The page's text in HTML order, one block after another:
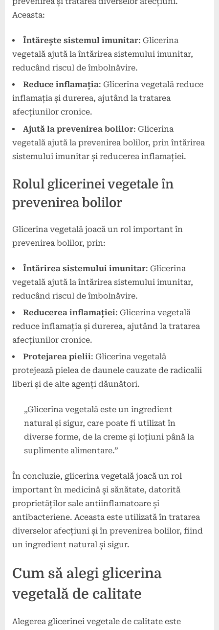
Aceasta:
Întărește sistemul imunitar: Glicerina
vegetală ajută la întărirea sistemului imunitar,
reducând riscul de îmbolnăvire.
Reduce inflamația: Glicerina vegetală reduce
inflamația și durerea, ajutând la tratarea
afecțiunilor cronice.
Ajută la prevenirea bolilor: Glicerina
vegetală ajută la prevenirea bolilor, prin întărirea
sistemului imunitar și reducerea inflamației.
Rolul glicerinei vegetale în
prevenirea bolilor
Glicerina vegetală joacă un rol important în
prevenirea bolilor, prin:
Întărirea sistemului imunitar: Glicerina
vegetală ajută la întărirea sistemului imunitar,
reducând riscul de îmbolnăvire.
Reducerea inflamației: Glicerina vegetală
reduce inflamația și durerea, ajutând la tratarea
afecțiunilor cronice.
Protejarea pielii: Glicerina vegetală
protejează pielea de daunele cauzate de radicalii
liberi și de alte agenți dăunători.
„Glicerina vegetală este un ingredient
natural și sigur, care poate fi utilizat în
diverse forme, de la creme și loțiuni până la
suplimente alimentare.”
În concluzie, glicerina vegetală joacă un rol
important în medicină și sănătate, datorită
proprietăților sale antiinflamatoare și
antibacteriene. Aceasta este utilizată în tratarea
diverselor afecțiuni și în prevenirea bolilor, fiind
un ingredient natural și sigur.
Cum să alegi glicerina
vegetală de calitate
Alegerea glicerinei vegetale de calitate este